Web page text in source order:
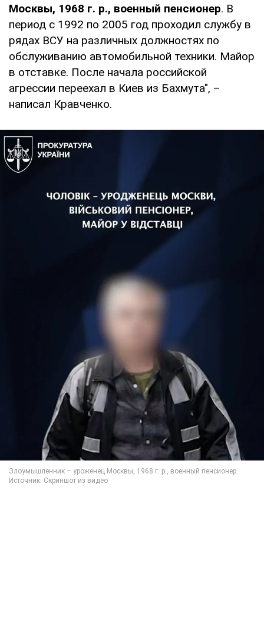
Москвы, 1968 г. р., военный пенсионер. В
период с 1992 по 2005 год проходил службу в
рядах ВСУ на различных должностях по
обслуживанию автомобильной техники. Майор
в отставке. После начала российской
агрессии переехал в Киев из Бахмута", –
написал Кравченко.